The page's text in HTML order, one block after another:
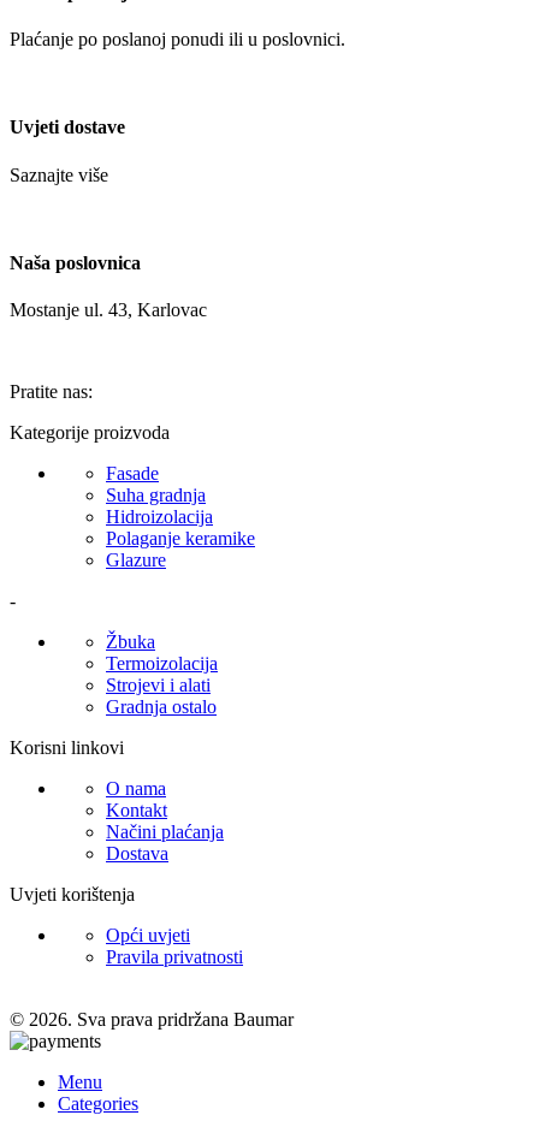
Plaćanje po poslanoj ponudi ili u poslovnici.
Uvjeti dostave
Saznajte više
Naša poslovnica
Mostanje ul. 43, Karlovac
Pratite nas:
Kategorije proizvoda
Fasade
Suha gradnja
Hidroizolacija
Polaganje keramike
Glazure
-
Žbuka
Termoizolacija
Strojevi i alati
Gradnja ostalo
Korisni linkovi
O nama
Kontakt
Načini plaćanja
Dostava
Uvjeti korištenja
Opći uvjeti
Pravila privatnosti
© 2026. Sva prava pridržana Baumar
Menu
Categories